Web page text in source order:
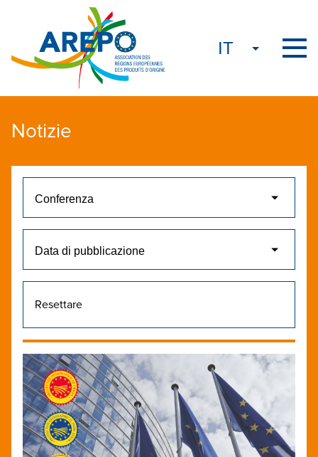
Notizie
Resettare